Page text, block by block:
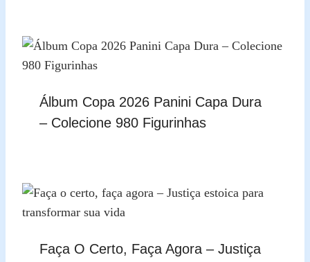
Álbum Copa 2026 Panini Capa Dura
– Colecione 980 Figurinhas
Faça O Certo, Faça Agora – Justiça